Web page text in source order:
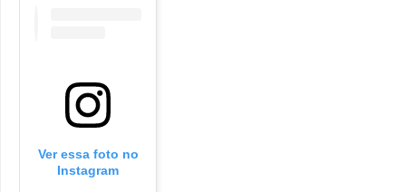
Ver essa foto no
Instagram